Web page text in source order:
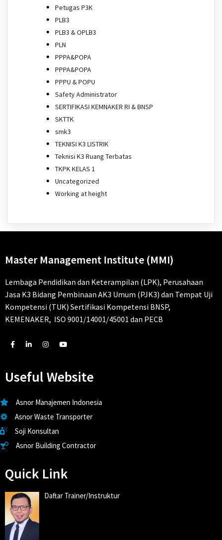
Petugas P3K
PLB3
PLB3 & OPLB3
PLN
PPPA&POPA
PPPA&POPA
PPPU & POPU
Safety Administrator
SERTIFIKASI KEMNAKER RI & BNSP
SKTTK
smk3
TEKNISI K3 LISTRIK
Teknisi K3 Ruang Terbatas
TKPK KELAS 1
Uncategorized
Working at height
Master Management Institute (MMI)
Lembaga Pendidikan dan Keterampilan (LPK), Perusahaan
Jasa K3 Bidang Pembinaan AK3 Umum (PJK3) dan Tempat Uji
Kompetensi (TUK) Sertifikasi Kompetensi BNSP,
KEMENAKER, ISO 9001/14001/45001 dan PECB
Useful Website
Asnor Manajemen Indonesia
Asnor Waste Transporter
Soji Konsultan
Asnor Building Contractor
Quick Link
Daftar Trainer/Instruktur